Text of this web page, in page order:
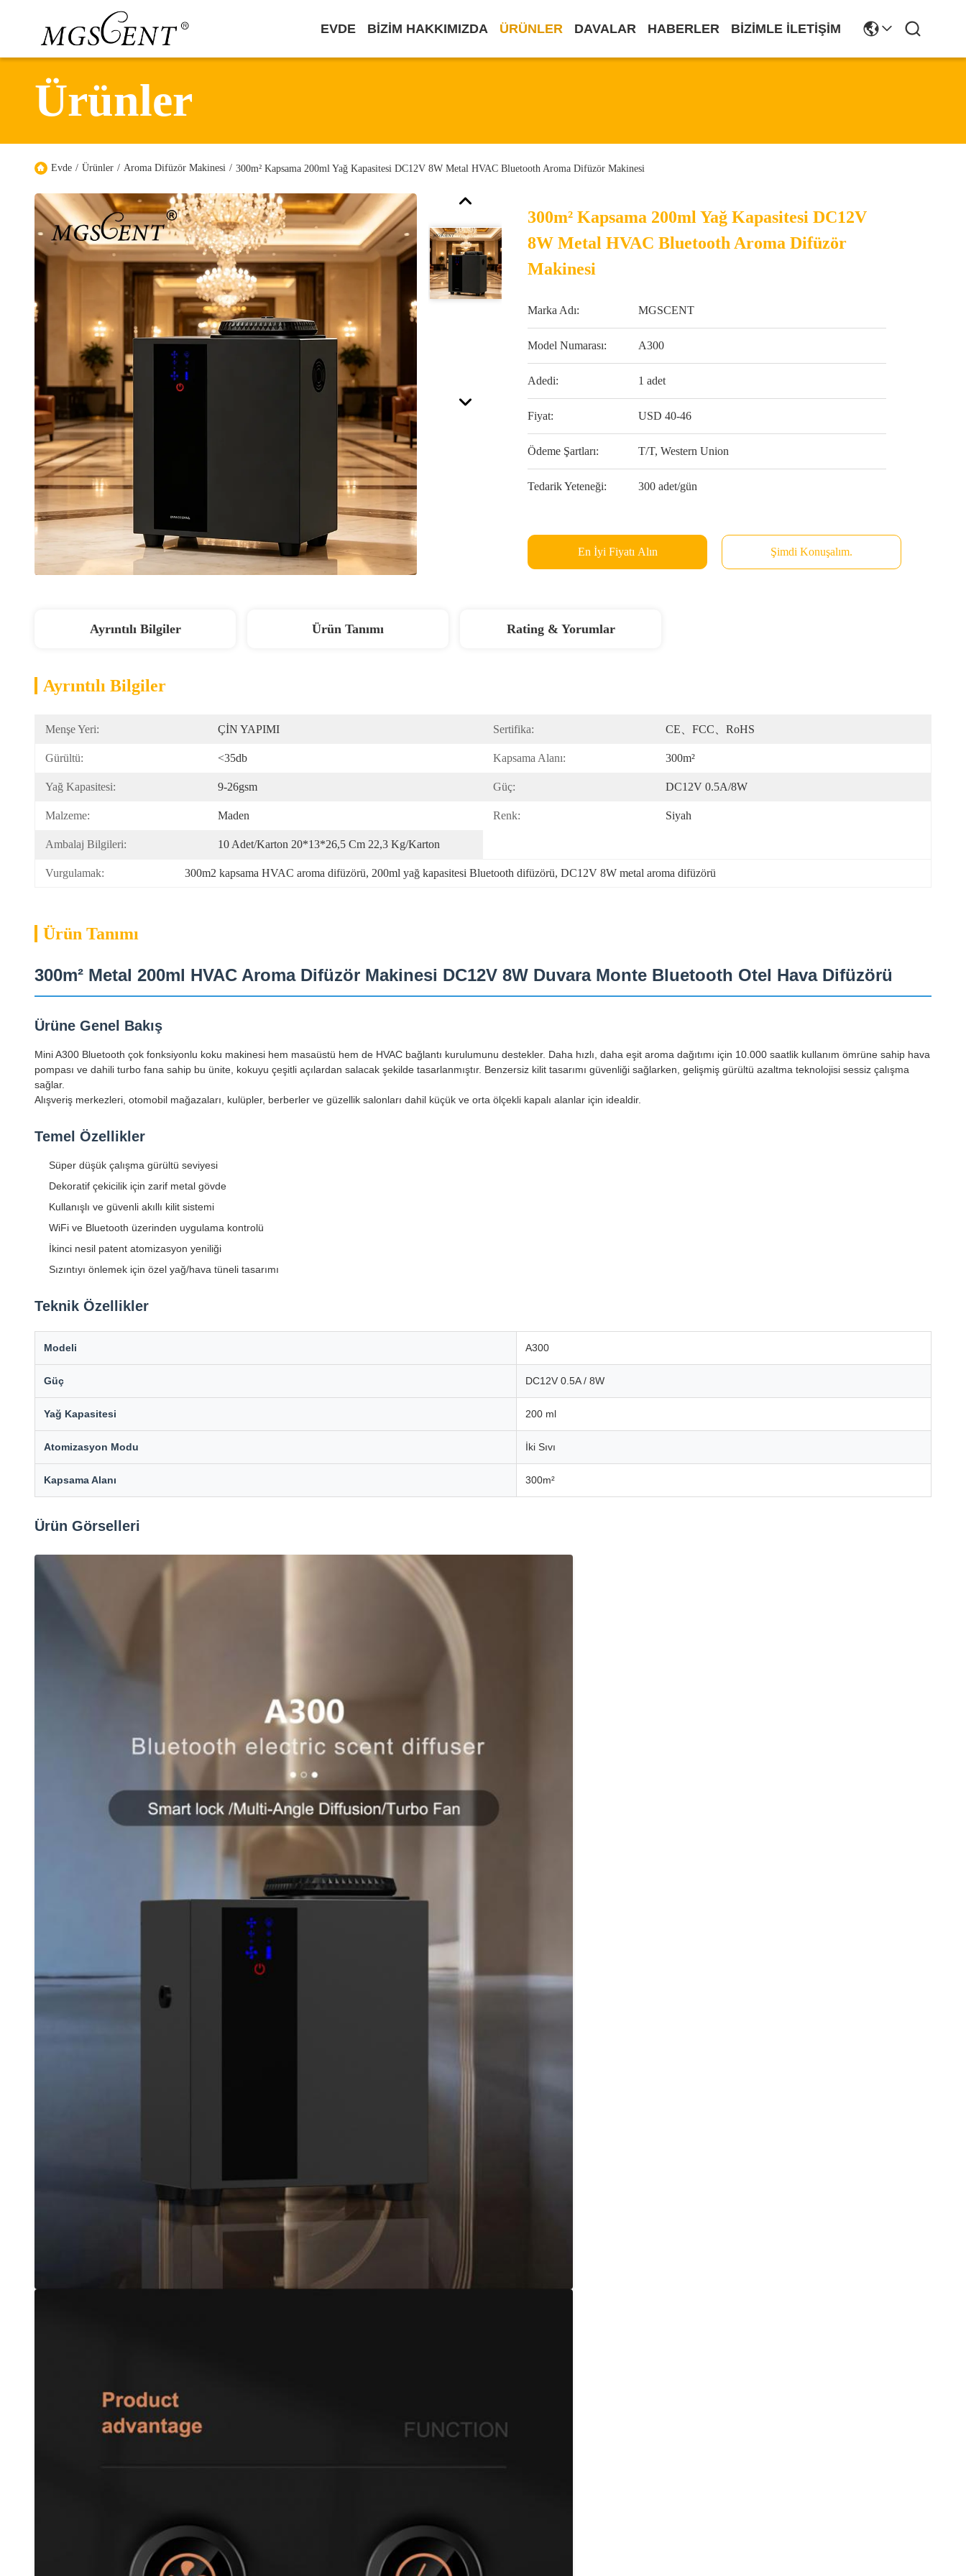
EVDE BIZIM HAKKIMIZDA ÜRÜNLER DAVALAR HABERLER BIZIMLE İLETIŞIM
Ürünler
Evde / Ürünler / Aroma Difüzör Makinesi / 300m² Kapsama 200ml Yağ Kapasitesi DC12V 8W Metal HVAC Bluetooth Aroma Difüzör Makinesi
300m² Kapsama 200ml Yağ Kapasitesi DC12V
8W Metal HVAC Bluetooth Aroma Difüzör
Makinesi
Marka Adı: MGSCENT
Model Numarası: A300
Adedi: 1 adet
Fiyat: USD 40-46
Ödeme Şartları: T/T, Western Union
Tedarik Yeteneği: 300 adet/gün
En İyi Fiyatı Alın Şimdi Konuşalım.
Ayrıntılı Bilgiler Ürün Tanımı Rating & Yorumlar
Ayrıntılı Bilgiler
Menşe Yeri: ÇİN YAPIMI Sertifika: CE、FCC、RoHS
Gürültü: <35db Kapsama Alanı: 300m²
Yağ Kapasitesi: 9-26gsm Güç: DC12V 0.5A/8W
Malzeme: Maden Renk: Siyah
Ambalaj Bilgileri: 10 Adet/karton 20*13*26,5 Cm 22,3 Kg/karton
Vurgulamak: 300m2 kapsama HVAC aroma difüzörü, 200ml yağ kapasitesi Bluetooth difüzörü, DC12V 8W metal aroma difüzörü
Ürün Tanımı
300m² Metal 200ml HVAC Aroma Difüzör Makinesi DC12V 8W Duvara Monte Bluetooth Otel Hava Difüzörü
Ürüne Genel Bakış
Mini A300 Bluetooth çok fonksiyonlu koku makinesi hem masaüstü hem de HVAC bağlantı kurulumunu destekler. Daha hızlı, daha eşit aroma dağıtımı için 10.000 saatlik kullanım ömrüne sahip hava
pompası ve dahili turbo fana sahip bu ünite, kokuyu çeşitli açılardan salacak şekilde tasarlanmıştır. Benzersiz kilit tasarımı güvenliği sağlarken, gelişmiş gürültü azaltma teknolojisi sessiz çalışma
sağlar.
Alışveriş merkezleri, otomobil mağazaları, kulüpler, berberler ve güzellik salonları dahil küçük ve orta ölçekli kapalı alanlar için idealdir.
Temel Özellikler
Süper düşük çalışma gürültü seviyesi
Dekoratif çekicilik için zarif metal gövde
Kullanışlı ve güvenli akıllı kilit sistemi
WiFi ve Bluetooth üzerinden uygulama kontrolü
İkinci nesil patent atomizasyon yeniliği
Sızıntıyı önlemek için özel yağ/hava tüneli tasarımı
Teknik Özellikler
Modeli A300
Güç DC12V 0.5A / 8W
Yağ Kapasitesi 200 ml
Atomizasyon Modu İki Sıvı
Kapsama Alanı 300m²
Ürün Görselleri